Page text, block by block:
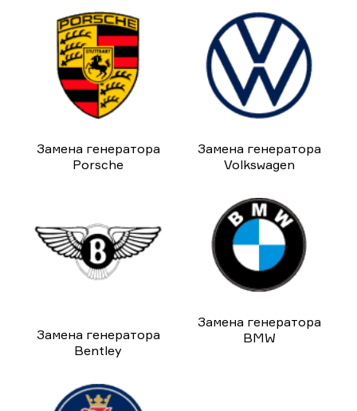
Замена генератора
Porsche
Замена генератора
Volkswagen
Замена генератора
Bentley
Замена генератора
BMW